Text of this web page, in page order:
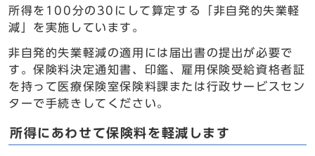
所得を100分の30にして算定する「非自発的失業軽
減」を実施しています。
非自発的失業軽減の適用には届出書の提出が必要で
す。保険料決定通知書、印鑑、雇用保険受給資格者証
を持って医療保険室保険料課または行政サービスセン
ターで手続きしてください。
所得にあわせて保険料を軽減します